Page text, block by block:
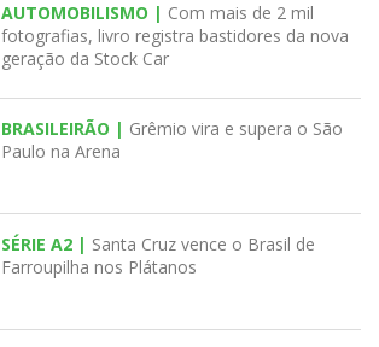
AUTOMOBILISMO | Com mais de 2 mil
fotografias, livro registra bastidores da nova
geração da Stock Car
BRASILEIRÃO | Grêmio vira e supera o São
Paulo na Arena
SÉRIE A2 | Santa Cruz vence o Brasil de
Farroupilha nos Plátanos